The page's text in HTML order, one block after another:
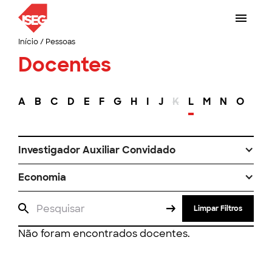
Início/ Pessoas
Docentes
A B C D E F G H I J K L M N O
Investigador Auxiliar Convidado
Economia
Limpar Filtros
Não foram encontrados docentes.